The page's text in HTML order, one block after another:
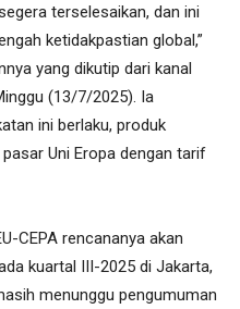
terselesaikan, dan ini
ketidakpastian global,”
yang dikutip dari kanal
(13/7/2025). Ia
ini berlaku, produk
Uni Eropa dengan tarif
CEPA rencananya akan
kuartal III-2025 di Jakarta,
menunggu pengumuman